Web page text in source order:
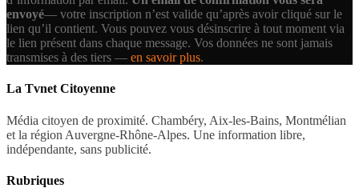
envoyé— votre inscription n’est valide qu’après avoir cliqué sur le
lien qu’il contient. Vous pouvez vous désinscrire à tout moment via
le lien présent dans chaque message. Vos données ne sont jamais
transmises à des tiers — en savoir plus.
La Tvnet Citoyenne
Média citoyen de proximité. Chambéry, Aix-les-Bains, Montmélian
et la région Auvergne-Rhône-Alpes. Une information libre,
indépendante, sans publicité.
Rubriques